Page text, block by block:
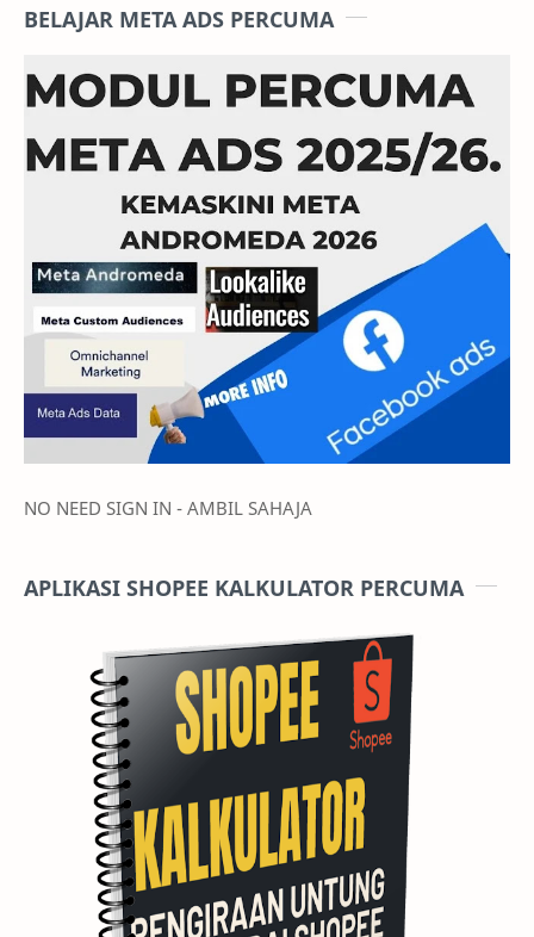
BELAJAR META ADS PERCUMA
NO NEED SIGN IN - AMBIL SAHAJA
APLIKASI SHOPEE KALKULATOR PERCUMA